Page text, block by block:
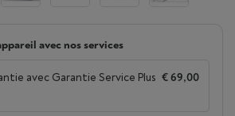
avec nos services
avec Garantie Service Plus € 69,00